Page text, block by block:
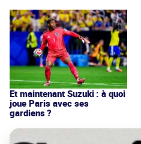
Et maintenant Suzuki : à quoi
joue Paris avec ses
gardiens ?